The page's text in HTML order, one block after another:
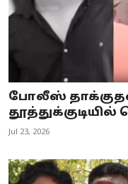
போலீஸ்
தூத்துக்குடியில்
Jul 23, 2026